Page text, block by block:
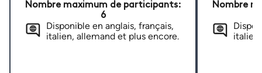
Nombre maximum de participants:
6
Disponible en anglais, français,
italien, allemand et plus encore.
Nombre